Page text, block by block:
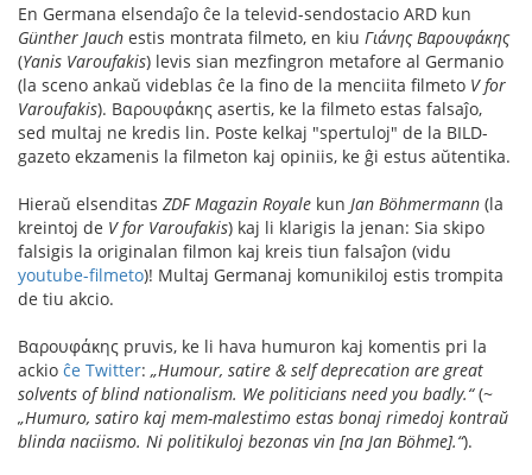
En Germana elsendaĵo ĉe la televid-sendostacio ARD kun
Günther Jauch estis montrata filmeto, en kiu Γιάνης Βαρουφάκης
(Yanis Varoufakis) levis sian mezfingron metafore al Germanio
(la sceno ankaŭ videblas ĉe la fino de la menciita filmeto V for
Varoufakis). Βαρουφάκης asertis, ke la filmeto estas falsaĵo,
sed multaj ne kredis lin. Poste kelkaj "spertuloj" de la BILD-
gazeto ekzamenis la filmeton kaj opiniis, ke ĝi estus aŭtentika.
Hieraŭ elsenditas ZDF Magazin Royale kun Jan Böhmermann (la
kreintoj de V for Varoufakis) kaj li klarigis la jenan: Sia skipo
falsigis la originalan filmon kaj kreis tiun falsaĵon (vidu
youtube-filmeto)! Multaj Germanaj komunikiloj estis trompita
de tiu akcio.
Βαρουφάκης pruvis, ke li hava humuron kaj komentis pri la
ackio ĉe Twitter: „Humour, satire & self deprecation are great
solvents of blind nationalism. We politicians need you badly.“(~
„Humuro, satiro kaj mem-malestimo estas bonaj rimedoj kontraŭ
blinda naciismo. Ni politikuloj bezonas vin [na Jan Böhme].“).